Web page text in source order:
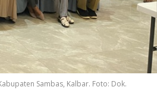
Sambas, Kalbar. Foto: Dok.